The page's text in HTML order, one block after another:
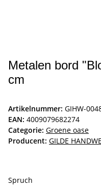
Metalen bord
cm
Artikelnummer: GIHW-
EAN: 4009079682274
Categorie: Groene oase
Producent: GILDE
Spruch